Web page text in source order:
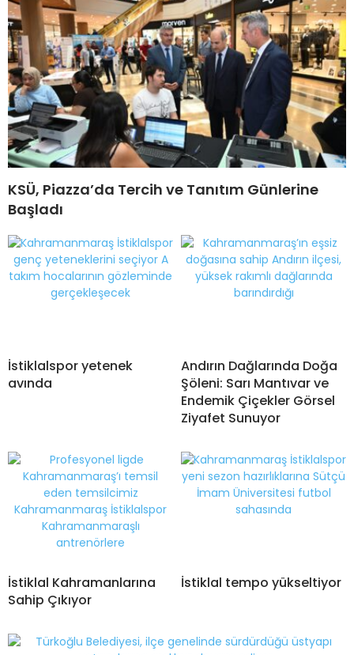
KSÜ, Piazza’da Tercih ve Tanıtım Günlerine
Başladı
İstiklalspor yetenek
avında
Andırın Dağlarında Doğa
Şöleni: Sarı Mantıvar ve
Endemik Çiçekler Görsel
Ziyafet Sunuyor
İstiklal Kahramanlarına
Sahip Çıkıyor
İstiklal tempo yükseltiyor